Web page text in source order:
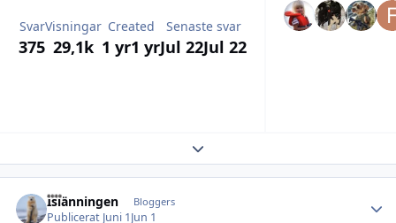
Svar
375
Visningar
29,1k
Created
1 yr1 yr
Senaste svar
Jul 22Jul 22
Expand topic overview
Islänningen Bloggers
Publicerat Juni 1Jun 1